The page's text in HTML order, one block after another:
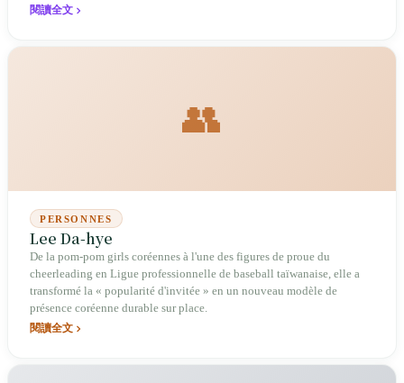
reste méconnu de la majorité des Taïwanais.
閱讀全文
👥
PERSONNES
Lee Da-hye
De la pom-pom girls coréennes à l'une des figures de proue du
cheerleading en Ligue professionnelle de baseball taïwanaise, elle a
transformé la « popularité d'invitée » en un nouveau modèle de
présence coréenne durable sur place.
閱讀全文